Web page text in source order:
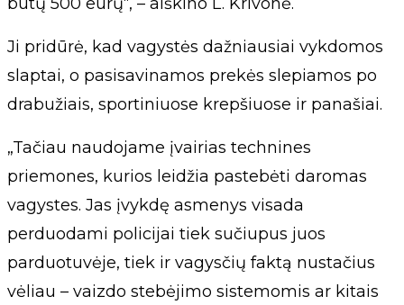
Ji pridūrė, kad vagystės dažniausiai vykdomos
slaptai, o pasisavinamos prekės slepiamos po
drabužiais, sportiniuose krepšiuose ir panašiai.
„Tačiau naudojame įvairias technines
priemones, kurios leidžia pastebėti daromas
vagystes. Jas įvykdę asmenys visada
perduodami policijai tiek sučiupus juos
parduotuvėje, tiek ir vagysčių faktą nustačius
vėliau – vaizdo stebėjimo sistemomis ar kitais